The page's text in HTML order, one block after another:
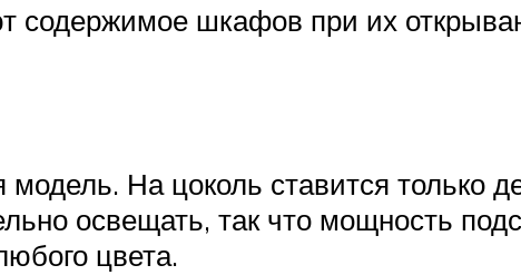
содержимое шкафов при их
На цоколь ставится только
освещать, так что мощность
цвета.